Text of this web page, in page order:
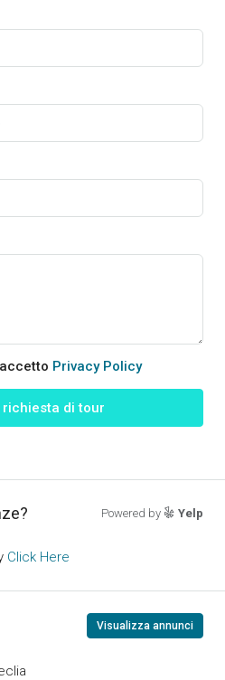
Privacy Policy
richiesta di tour
Powered by Yelp
Click Here
Visualizza annunci